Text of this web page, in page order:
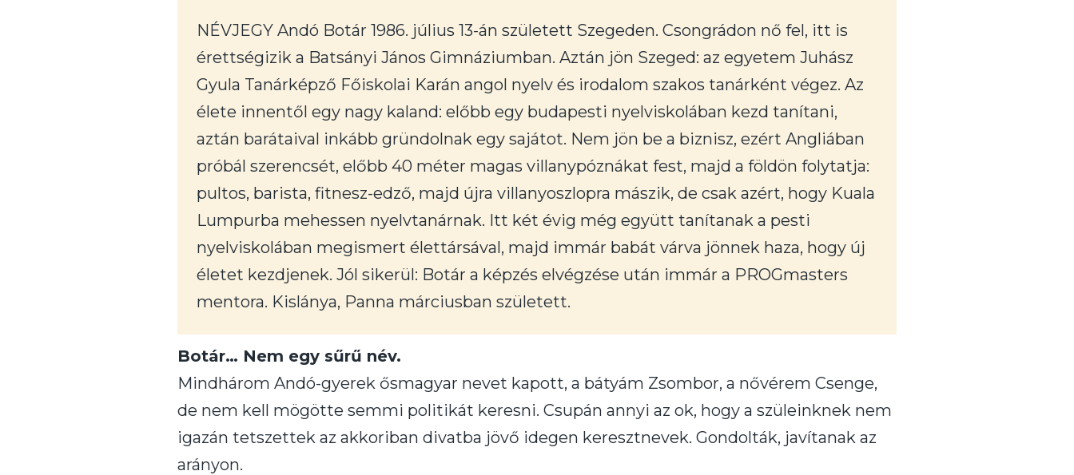
NÉVJEGY Andó Botár 1986. július 13-án született Szegeden. Csongrádon nő fel, itt is
érettségizik a Batsányi János Gimnáziumban. Aztán jön Szeged: az egyetem Juhász
Gyula Tanárképző Főiskolai Karán angol nyelv és irodalom szakos tanárként végez. Az
élete innentől egy nagy kaland: előbb egy budapesti nyelviskolában kezd tanítani,
aztán barátaival inkább gründolnak egy sajátot. Nem jön be a biznisz, ezért Angliában
próbál szerencsét, előbb 40 méter magas villanypóznákat fest, majd a földön folytatja:
pultos, barista, fitnesz-edző, majd újra villanyoszlopra mászik, de csak azért, hogy Kuala
Lumpurba mehessen nyelvtanárnak. Itt két évig még együtt tanítanak a pesti
nyelviskolában megismert élettársával, majd immár babát várva jönnek haza, hogy új
életet kezdjenek. Jól sikerül: Botár a képzés elvégzése után immár a PROGmasters
mentora. Kislánya, Panna márciusban született.
Botár… Nem egy sűrű név.
Mindhárom Andó-gyerek ősmagyar nevet kapott, a bátyám Zsombor, a nővérem Csenge,
de nem kell mögötte semmi politikát keresni. Csupán annyi az ok, hogy a szüleinknek nem
igazán tetszettek az akkoriban divatba jövő idegen keresztnevek. Gondolták, javítanak az
arányon.